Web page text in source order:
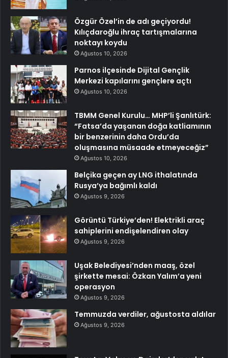
Özgür Özel’in de adı geçiyordu!
Kılıçdaroğlu ihraç tartışmalarına
noktayı koydu
Ağustos 10, 2026
Parnos ilçesinde Dijital Gençlik
Merkezi kapılarını gençlere açtı
Ağustos 10, 2026
TBMM Genel Kurulu… MHP’li Şanlıtürk:
“Fatsa’da yaşanan doğa katliamının
bir benzerinin daha Ordu’da
oluşmasına müsaade etmeyeceğiz”
Ağustos 10, 2026
Belçika geçen ay LNG ithalatında
Rusya’ya bağımlı kaldı
Ağustos 9, 2026
Görüntü Türkiye’den! Elektrikli araç
sahiplerini endişelendiren olay
Ağustos 9, 2026
Uşak Belediyesi’nden maaş, özel
şirkette mesai: Özkan Yalım’a yeni
operasyon
Ağustos 9, 2026
Temmuzda verdiler, ağustosta aldılar
Ağustos 9, 2026